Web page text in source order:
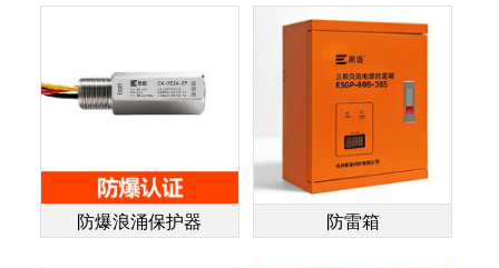
防爆浪涌保护器 防雷箱